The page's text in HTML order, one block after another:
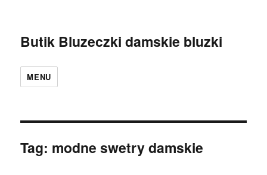
Butik Bluzeczki damskie bluzki
MENU
Tag: modne swetry damskie